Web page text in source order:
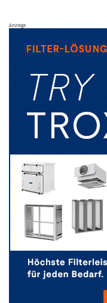
Anzeige